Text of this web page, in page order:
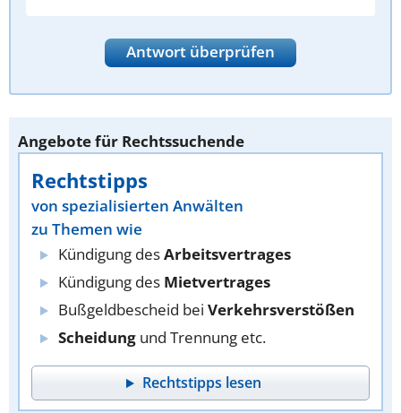
Antwort überprüfen
Angebote für Rechtssuchende
Rechtstipps
von spezialisierten Anwälten
zu Themen wie
Kündigung desArbeitsvertrages
Kündigung des Mietvertrages
Bußgeldbescheid bei Verkehrsverstößen
Scheidung und Trennung etc.
Rechtstipps lesen